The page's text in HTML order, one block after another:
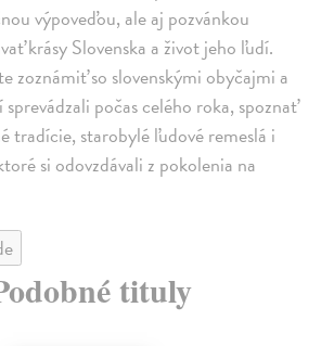
výpoveďou, ale aj pozvánkou
krásy Slovenska a život jeho ľudí.
zoznámiť so slovenskými obyčajmi a
počas celého roka, spoznať
tradície, starobylé ľudové remeslá i
si odovzdávali z pokolenia na
tituly